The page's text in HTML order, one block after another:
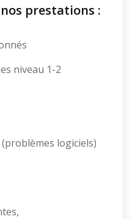
prestations :
niveau 1-2
logiciels)